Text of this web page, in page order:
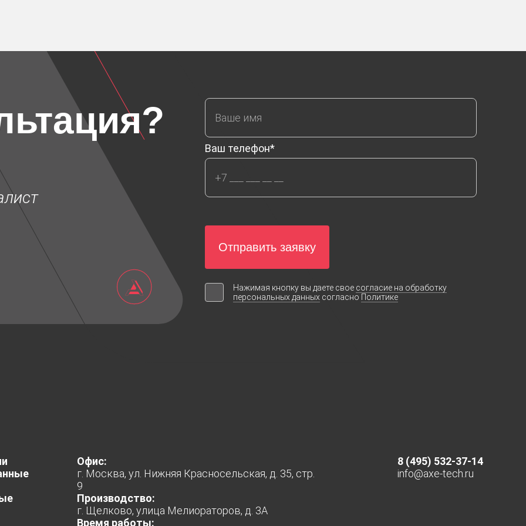
Ваш телефон*
Отправить заявку
Нажимая кнопку вы даете свое согласие на обработку
персональных данных согласно Политике
Офис:
г. Москва, ул. Нижняя Красносельская, д. 35, стр.
9
Производство:
г. Щелково, улица Мелиораторов, д. 3А
Время работы:
8 (495) 532-37-14
info@axe-tech.ru